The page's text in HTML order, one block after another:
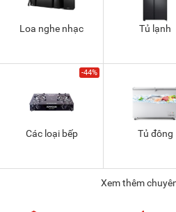
Loa nghe nhạc Tủ lạnh
-44%
Các loại bếp Tủ đông
Xem thêm